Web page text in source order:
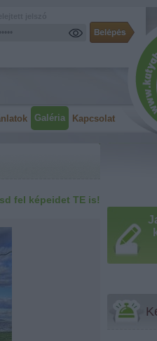
Galéria Kapcsolat
fel képeidet TE is!